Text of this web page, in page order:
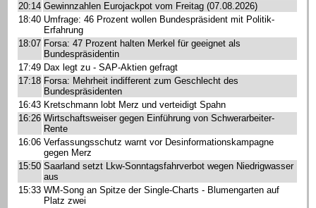
20:14 Gewinnzahlen Eurojackpot vom Freitag (07.08.2026)
18:40 Umfrage: 46 Prozent wollen Bundespräsident mit Politik-
Erfahrung
18:07 Forsa: 47 Prozent halten Merkel für geeignet als
Bundespräsidentin
17:49 Dax legt zu - SAP-Aktien gefragt
17:18 Forsa: Mehrheit indifferent zum Geschlecht des
Bundespräsidenten
16:43 Kretschmann lobt Merz und verteidigt Spahn
16:26 Wirtschaftsweiser gegen Einführung von Schwerarbeiter-
Rente
16:06 Verfassungsschutz warnt vor Desinformationskampagne
gegen Merz
15:50 Saarland setzt Lkw-Sonntagsfahrverbot wegen Niedrigwasser
aus
15:33 WM-Song an Spitze der Single-Charts - Blumengarten auf
Platz zwei